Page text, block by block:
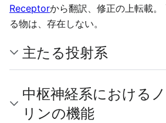
Receptorから翻訳、修正の上転載。
る物は、存在しない。
主たる投射系
中枢神経系における
リンの機能